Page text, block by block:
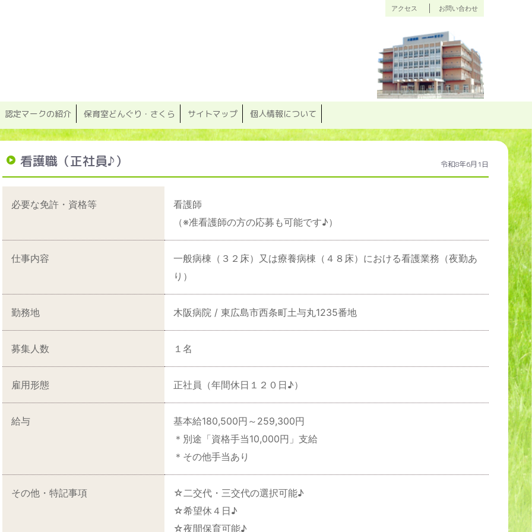
お問い合わせ
アクセス
認定マークの紹介 保育室どんぐり・さくら サイトマップ 個人情報について
看護職（正社員♪） 令和8年6月1日
必要な免許・資格等
看護師
（※准看護師の方の応募も可能です♪）
仕事内容
一般病棟（３２床）又は療養病棟（４８床）における看護業務（夜勤あ
り）
勤務地 木阪病院 / 東広島市西条町土与丸1235番地
募集人数 １名
雇用形態 正社員（年間休日１２０日♪）
給与
基本給180,500円～259,300円
＊別途「資格手当10,000円」支給
＊その他手当あり
その他・特記事項
☆二交代・三交代の選択可能♪
☆希望休４日♪
☆夜間保育可能♪